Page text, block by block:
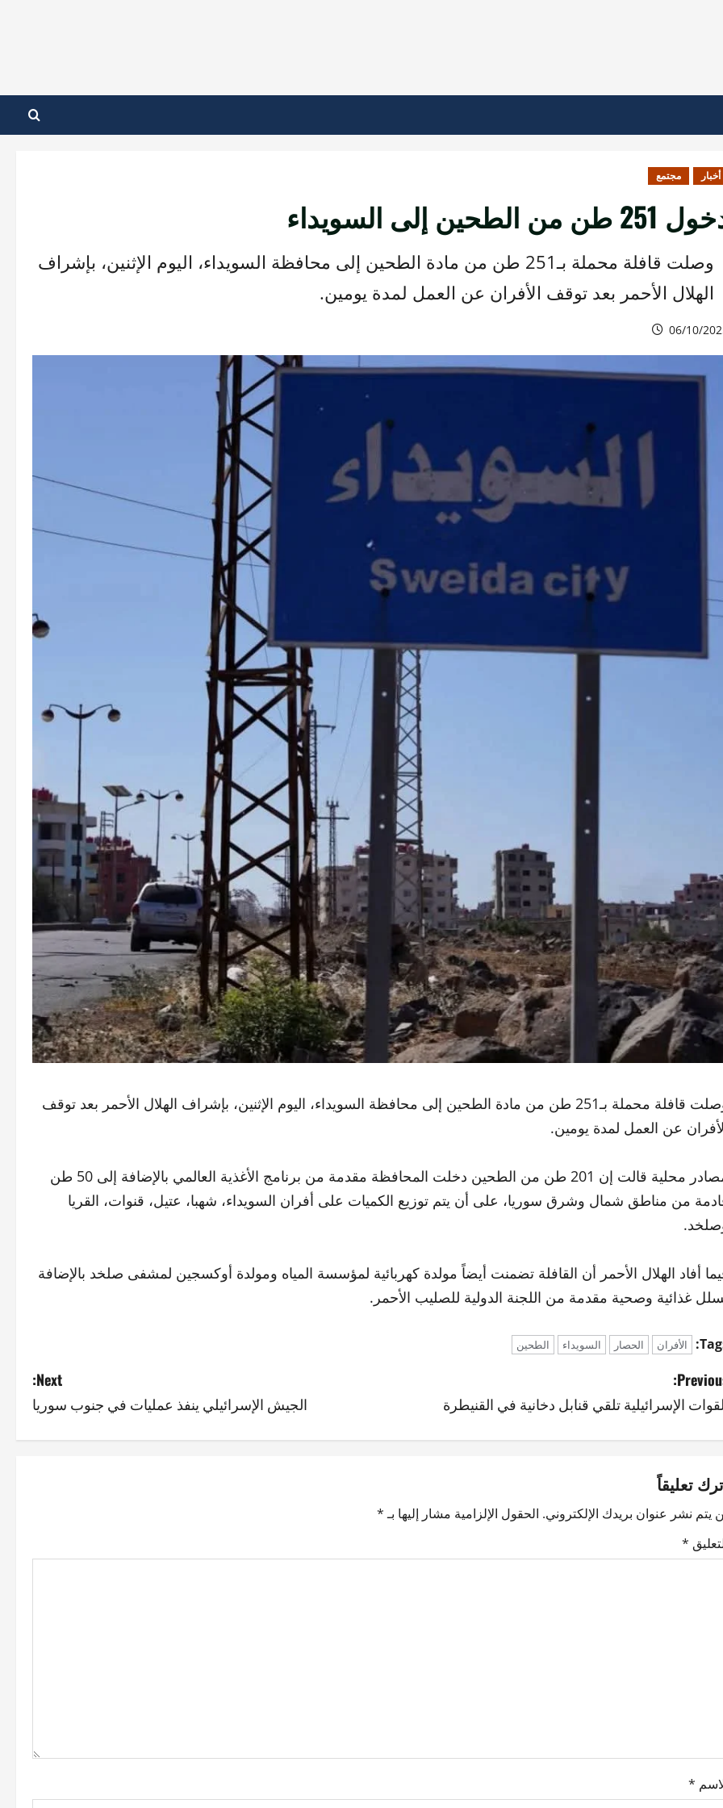
أخبار مجتمع
طن من الطحين إلى السويداء
وصلت قافلة محملة بـ251 طن من مادة الطحين إلى محافظة السويداء، اليوم الإثنين، بإشراف
الهلال الأحمر بعد توقف الأفران عن العمل لمدة يومين.
06/10/
وصلت قافلة محملة بـ251 طن من مادة الطحين إلى محافظة السويداء، اليوم الإثنين، بإشراف الهلال الأحمر بعد توقف
عن العمل لمدة يومين.
مصادر محلية قالت إن 201 طن من الطحين دخلت المحافظة مقدمة من برنامج الأغذية العالمي بالإضافة إلى 50 طن
من مناطق شمال وشرق سوريا، على أن يتم توزيع الكميات على أفران السويداء، شهبا، عتيل، قنوات، القريا
أفاد الهلال الأحمر أن القافلة تضمنت أيضاً مولدة كهربائية لمؤسسة المياه ومولدة أوكسجين لمشفى صلخد بالإضافة
غذائية وصحية مقدمة من اللجنة الدولية للصليب الأحمر.
الأفران الحصار السويداء الطحين
الإسرائيلية تلقي قنابل دخانية في القنيطرة
Next:
الجيش الإسرائيلي ينفذ عمليات في جنوب سوريا
تعليقاً
يتم نشر عنوان بريدك الإلكتروني. الحقول الإلزامية مشار إليها بـ*
*
*